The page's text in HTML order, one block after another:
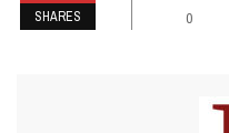
SHARES 0